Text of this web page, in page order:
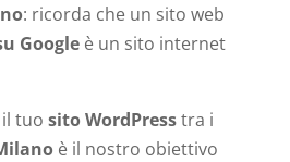
: ricorda che un sito web
Googleè un sito internet
tuo sito WordPresstra i
è il nostro obiettivo